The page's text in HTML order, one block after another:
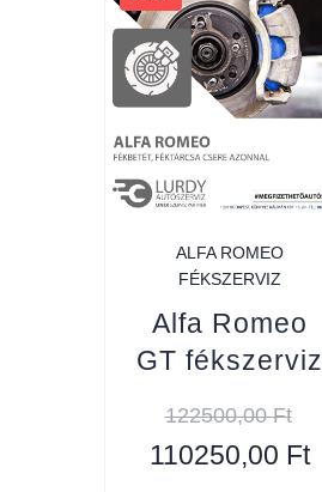
ALFA ROMEO
FÉKSZERVIZ
Alfa Romeo
GT fékszerviz
122500,00Ft
110250,00 Ft